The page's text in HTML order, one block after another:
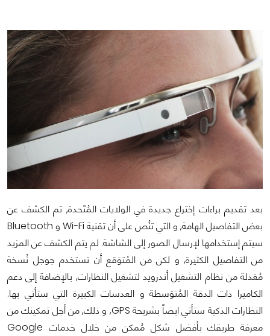
بعد تقديم براءات إختراع جديدة في الولايات المُتَحدة, تم الكشف عن
بعض التفاصيل الهامة, و التي تنُص على أن تقنية Wi-Fi و Bluetooth
سيتم إستخدامها لإرسال الصور إلى الشاشة. لم يتم الكشف عن المزيد
من التفاصيل الكثيرة, و لكن من المُتوَقع أن تستخدم جوجل نُسخة
مُعَدلة من نظام التشغيل أندرويد لتشغيل النظارات, بالإضافة إلى دعم
الكاميرا ذات الدقة المُتوَسطة و العدسات الكبيرة التي ستأتي بها.
النظارات الذكية ستأتي ايضاً بشريحة GPS, و ذلك, من أجل تمكينك من
معرفة طريقك بأفضل شكل مُمكن من خلال خدمات Google